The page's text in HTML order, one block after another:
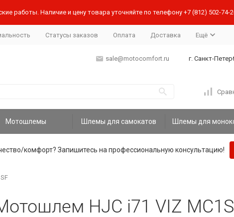
работы. Наличие и цену товара уточняйте по телефону +7 (812) 502-74-
Статусы заказов Оплата Доставка Ещё
sale@motocomfort.ru
г. Санкт-
Мотошлемы Шлемы для самокатов
комфорт? Запишитесь на профессиональную консультацию!
HJC i71 VIZ